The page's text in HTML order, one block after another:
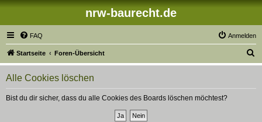
nrw-baurecht.de
FAQ Anmelden
Startseite Foren-Übersicht
u
Alle Cookies löschen
Bist du dir sicher, dass du alle Cookies des Boards löschen möchtest?